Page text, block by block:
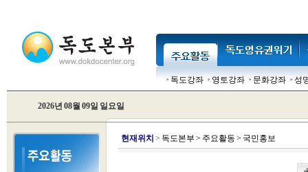
독도강좌 영토강좌 문화강좌 성
2026년 08월 09일 일요일
현재위치 > 독도본부 > 주요활동 > 국민홍보